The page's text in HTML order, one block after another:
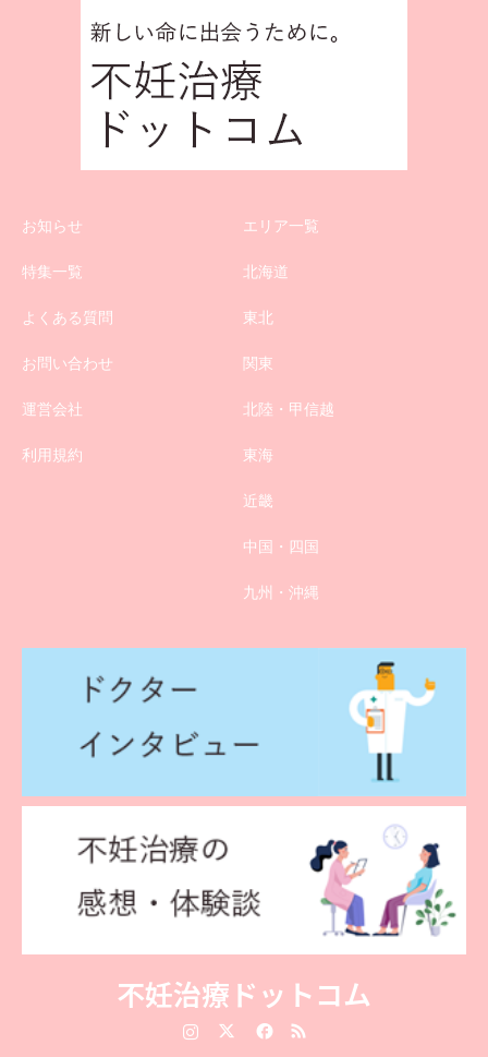
お知らせ
特集一覧
よくある質問
お問い合わせ
運営会社
利用規約
エリア一覧
北海道
東北
関東
北陸・甲信越
東海
近畿
中国・四国
九州・沖縄
不妊治療ドットコム
RSS